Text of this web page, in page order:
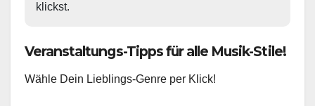
klickst.
Veranstaltungs-Tipps für alle Musik-Stile!
Wähle Dein Lieblings-Genre per Klick!